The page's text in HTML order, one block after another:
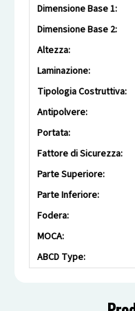
Dimensione Base 1:
Dimensione Base 2:
Altezza:
Laminazione:
Tipologia Costruttiva:
Antipolvere:
Portata:
Fattore di Sicurezza:
Parte Superiore:
Parte Inferiore:
Fodera:
MOCA:
ABCD Type: